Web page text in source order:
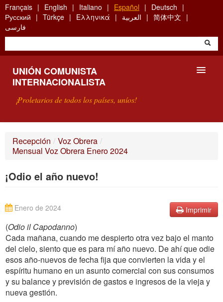
Skip
to
main
content
Français English Italiano Español
Deutsch
Русский
Türkçe Ελληνικά العربية
简体中文
فارسی
UNIÓN COMUNISTA
INTERNACIONALISTA
¡Proletarios de todos los países, uníos!
¿QUÉ ES LA UCI?
BÚSQUEDA
Recepción / Voz Obrera /
Mensual Voz Obrera Enero 2024
¡Odio el año nuevo!
Imprimir
Enero de 2024
(Odio il Capodanno)
Cada mañana, cuando me despierto otra vez bajo el manto
del cielo, siento que es para mí año nuevo. De ahí que odie
esos año-nuevos de fecha fija que convierten la vida y el
espíritu humano en un asunto comercial con sus consumos
y su balance y previsión de gastos e ingresos de la vieja y
nueva gestión.